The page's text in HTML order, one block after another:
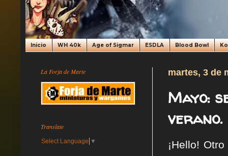
Inicio WH 40k Age of Sigmar ESDLA Blood Bowl
martes, 3 de
Mayo:
verano.
¡Hello!
La Forja de Marte
Translate
Select Language ▼